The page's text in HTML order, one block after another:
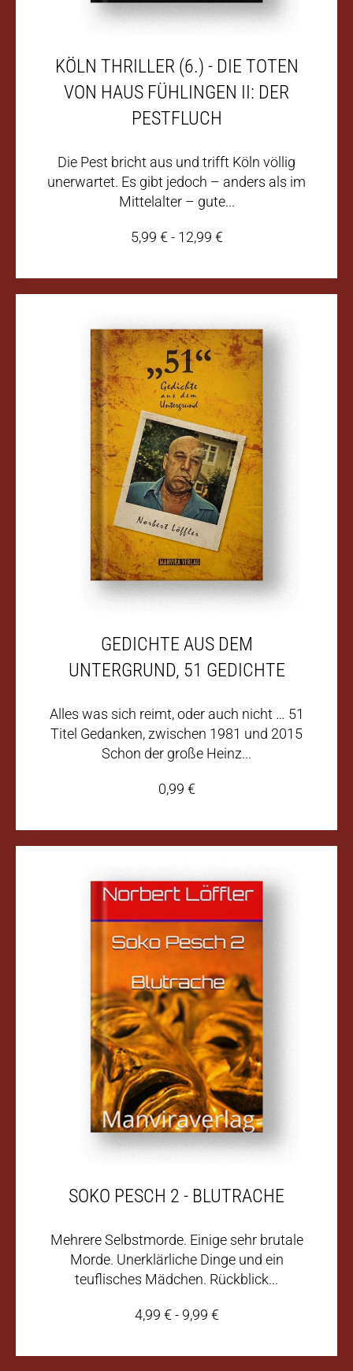
KÖLN THRILLER (6.) - DIE TOTEN
VON HAUS FÜHLINGEN II: DER
PESTFLUCH
Die Pest bricht aus und trifft Köln völlig
unerwartet. Es gibt jedoch – anders als im
Mittelalter – gute...
5,99 €- 12,99 €
GEDICHTE AUS DEM
UNTERGRUND, 51 GEDICHTE
Alles was sich reimt, oder auch nicht … 51
Titel Gedanken, zwischen 1981 und 2015
Schon der große Heinz...
0,99 €
SOKO PESCH 2 - BLUTRACHE
Mehrere Selbstmorde. Einige sehr brutale
Morde. Unerklärliche Dinge und ein
teuflisches Mädchen. Rückblick...
4,99 €- 9,99 €